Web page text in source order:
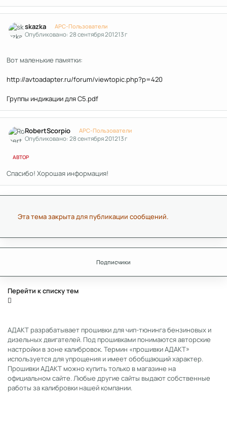
skazka APC-Пользователи
Опубликовано:28 сентября 201213 г
Вот маленькие памятки:
http://avtoadapter.ru/forum/viewtopic.php?p=420
Группы индикации для С5.pdf
RobertScorpio APC-Пользователи
Опубликовано:28 сентября 201213 г
АВТОР
Спасибо! Хорошая информация!
Эта тема закрыта для публикации сообщений.
Подписчики
Перейти к списку тем
АДАКТ разрабатывает прошивки для чип-тюнинга бензиновых и
дизельных двигателей. Под прошивками понимаются авторские
настройки в зоне калибровок. Термин «прошивки АДАКТ»
используется для упрощения и имеет обобщающий характер.
Прошивки АДАКТ можно купить только в магазине на
официальном сайте. Любые другие сайты выдают собственные
работы за калибровки нашей компании.